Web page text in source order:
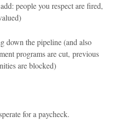
people you respect are fired,
down the pipeline (and also
programs are cut, previous
are blocked)
for a paycheck.